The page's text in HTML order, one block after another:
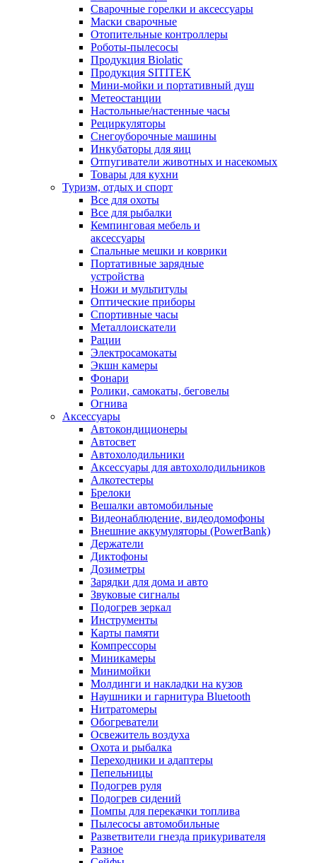
Сварочные горелки и аксессуары
Маски сварочные
Отопительные контроллеры
Роботы-пылесосы
Продукция Biolatic
Продукция SITITEK
Мини-мойки и портативный душ
Метеостанции
Настольные/настенные часы
Рециркуляторы
Снегоуборочные машины
Инкубаторы для яиц
Отпугиватели животных и насекомых
Товары для кухни
Туризм, отдых и спорт
Все для охоты
Все для рыбалки
Кемпинговая мебель и
аксессуары
Спальные мешки и коврики
Портативные зарядные
устройства
Ножи и мультитулы
Оптические приборы
Спортивные часы
Металлоискатели
Рации
Электросамокаты
Экшн камеры
Фонари
Ролики, самокаты, беговелы
Огнива
Аксессуары
Автокондиционеры
Aвтосвет
Автохолодильники
Аксессуары для автохолодильников
Алкотестеры
Брелоки
Вешалки автомобильные
Видеонаблюдение, видеодомофоны
Внешние аккумуляторы (PowerBank)
Держатели
Диктофоны
Дозиметры
Зарядки для дома и авто
Звуковые сигналы
Подогрев зеркал
Инструменты
Карты памяти
Компрессоры
Миникамеры
Минимойки
Молдинги и накладки на кузов
Наушники и гарнитура Bluetooth
Нитратомеры
Обогреватели
Освежитель воздуха
Охота и рыбалка
Переходники и адаптеры
Пепельницы
Подогрев руля
Подогрев сидений
Помпы для перекачки топлива
Пылесосы автомобильные
Разветвители гнезда прикуривателя
Разное